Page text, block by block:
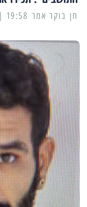
19:58 | 30/03/2025